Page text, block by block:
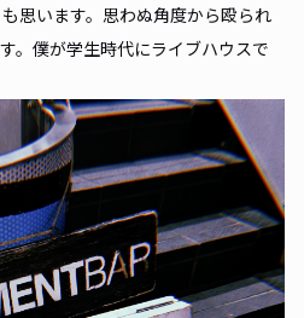
思います。思わぬ角度から殴られ
。僕が学生時代にライブハウスで